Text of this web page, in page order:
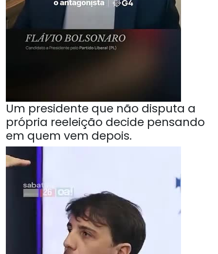
Um presidente que não disputa a
própria reeleição decide pensando
em quem vem depois.